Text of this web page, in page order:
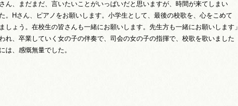
さん、まだまだ、言いたいことがいっぱいだと思いますが、時間が来てしまい
。Hさん、ピアノをお願いします。小学生として、最後の校歌を、心をこめて
しょう。在校生の皆さんも一緒にお願いします。先生方も一緒にお願いします」
れ、卒業していく女の子の伴奏で、司会の女の子の指揮で、校歌を歌いました
は、感慨無量でした。